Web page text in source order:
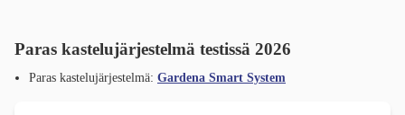
Paras kastelujärjestelmä testissä 2026
Paras kastelujärjestelmä: Gardena Smart System